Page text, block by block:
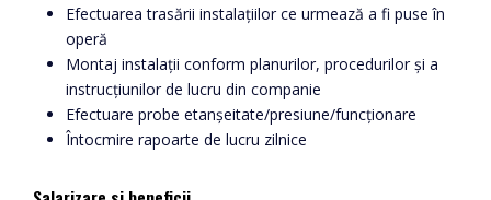
Efectuarea trasării instalațiilor ce urmează a fi puse în
operă
Montaj instalații conform planurilor, procedurilor și a
instrucțiunilor de lucru din companie
Efectuare probe etanșeitate/presiune/funcționare
Întocmire rapoarte de lucru zilnice